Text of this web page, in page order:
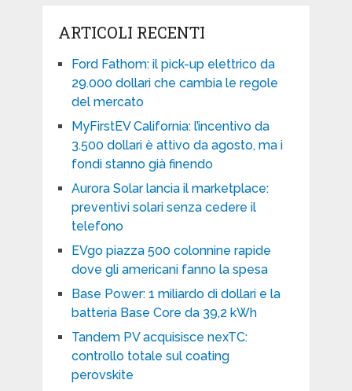
ARTICOLI RECENTI
Ford Fathom: il pick-up elettrico da
29.000 dollari che cambia le regole
del mercato
MyFirstEV California: l’incentivo da
3.500 dollari è attivo da agosto, ma i
fondi stanno già finendo
Aurora Solar lancia il marketplace:
preventivi solari senza cedere il
telefono
EVgo piazza 500 colonnine rapide
dove gli americani fanno la spesa
Base Power: 1 miliardo di dollari e la
batteria Base Core da 39,2 kWh
Tandem PV acquisisce nexTC:
controllo totale sul coating
perovskite